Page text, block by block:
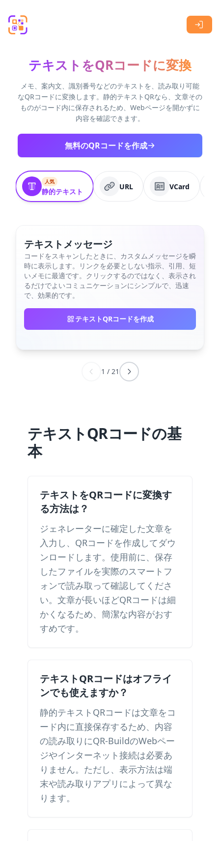
テキストをQRコードに変換
メモ、案内文、識別番号などのテキストを、読み取り可能
なQRコードに変換します。静的テキストQRなら、文章その
ものがコード内に保存されるため、Webページを開かずに
内容を確認できます。
無料のQRコードを作成
人気
静的テキスト
URL VCard
テキストメッセージ
コードをスキャンしたときに、カスタムメッセージを瞬
時に表示します。リンクを必要としない指示、引用、短
いメモに最適です。クリックするのではなく、表示され
るだけでよいコミュニケーションにシンプルで、迅速
で、効果的です。
テキストQRコードを作成
1 / 21
テキストQRコードの基
本
テキストをQRコードに変換す
る方法は？
ジェネレーターに確定した文章を
入力し、QRコードを作成してダウ
ンロードします。使用前に、保存
したファイルを実際のスマートフ
ォンで読み取って確認してくださ
い。文章が長いほどQRコードは細
かくなるため、簡潔な内容がおす
すめです。
テキストQRコードはオフライ
ンでも使えますか？
静的テキストQRコードは文章をコ
ード内に直接保存するため、内容
の読み取りにQR-BuildのWebペー
ジやインターネット接続は必要あ
りません。ただし、表示方法は端
末や読み取りアプリによって異な
ります。